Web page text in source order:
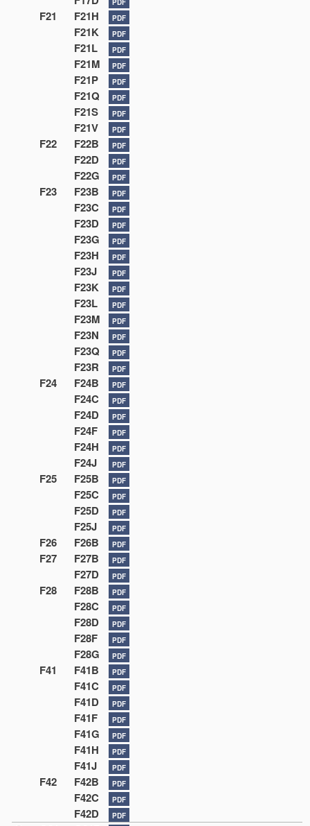
PDF
F21 F21H PDF
F21K PDF
F21L PDF
F21M PDF
F21P PDF
F21Q PDF
F21S PDF
F21V PDF
F22 F22B PDF
F22D PDF
F22G PDF
F23 F23B PDF
F23C PDF
F23D PDF
F23G PDF
F23H PDF
F23J PDF
F23K PDF
F23L PDF
F23M PDF
F23N PDF
F23Q PDF
F23R PDF
F24 F24B PDF
F24C PDF
F24D PDF
F24F PDF
F24H PDF
F24J PDF
F25 F25B PDF
F25C PDF
F25D PDF
F25J PDF
F26 F26B PDF
F27 F27B PDF
F27D PDF
F28 F28B PDF
F28C PDF
F28D PDF
F28F PDF
F28G PDF
F41 F41B PDF
F41C PDF
F41D PDF
F41F PDF
F41G PDF
F41H PDF
F41J PDF
F42 F42B PDF
F42C PDF
F42D PDF